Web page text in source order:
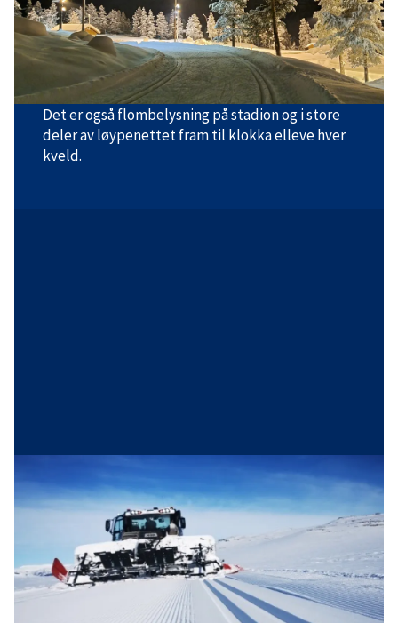
svært variert løypetilbud med korte, lange,
bratte og slake løyper i ulike rundløyper.
Det prepareres for begge stilarter; klassisk og
friteknikk.
Det er også flombelysning på stadion og i store
deler av løypenettet fram til klokka elleve hver
kveld.
Stort engasjement rundt
langrennsløypene
Vi opplever stort engasjement rundt løypenettet
vårt – og det setter vi pris på. Mange har ønsker,
forslag og meninger om hvordan løypene bør